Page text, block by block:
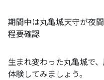
期間中は丸亀城天守が夜
程要確認
生まれ変わった丸亀城で
体験してみましょう。